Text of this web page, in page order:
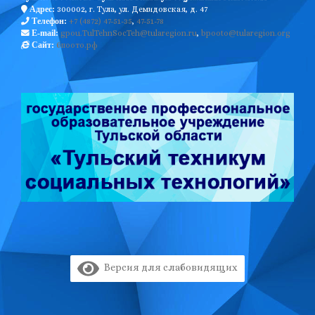
Адрес: 300002, г. Тула, ул. Демидовская, д. 47
Телефон: +7 (4872) 47-51-35, 47-51-78
E-mail: gpou.TulTehnSocTeh@tularegion.ru, bpooto@tularegion.org
Сайт: бпоото.рф
Версия для слабовидящих